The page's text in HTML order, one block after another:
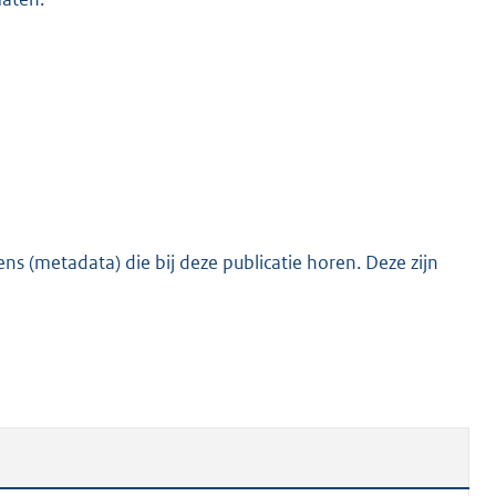
(metadata) die bij deze publicatie horen. Deze zijn